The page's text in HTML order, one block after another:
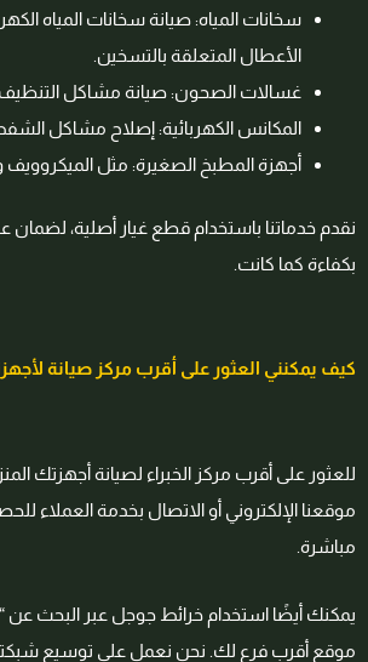
سخانات المياه: صيانة سخانات المياه
الأعطال المتعلقة بالتسخين.
غسالات الصحون: صيانة مشاكل التنظيف
المكانس الكهربائية: إصلاح مشاكل
أجهزة المطبخ الصغيرة: مثل الميكروويف
نقدم خدماتنا باستخدام قطع غيار أصلية،
بكفاءة كما كانت.
كيف يمكنني العثور على أقرب مركز صيانة
للعثور على أقرب مركز الخبراء لصيانة أجهزتك
موقعنا الإلكتروني أو الاتصال بخدمة العملاء
مباشرة.
يمكنك أيضًا استخدام خرائط جوجل عبر البحث عن
موقع أقرب فرع لك. نحن نعمل على توسيع